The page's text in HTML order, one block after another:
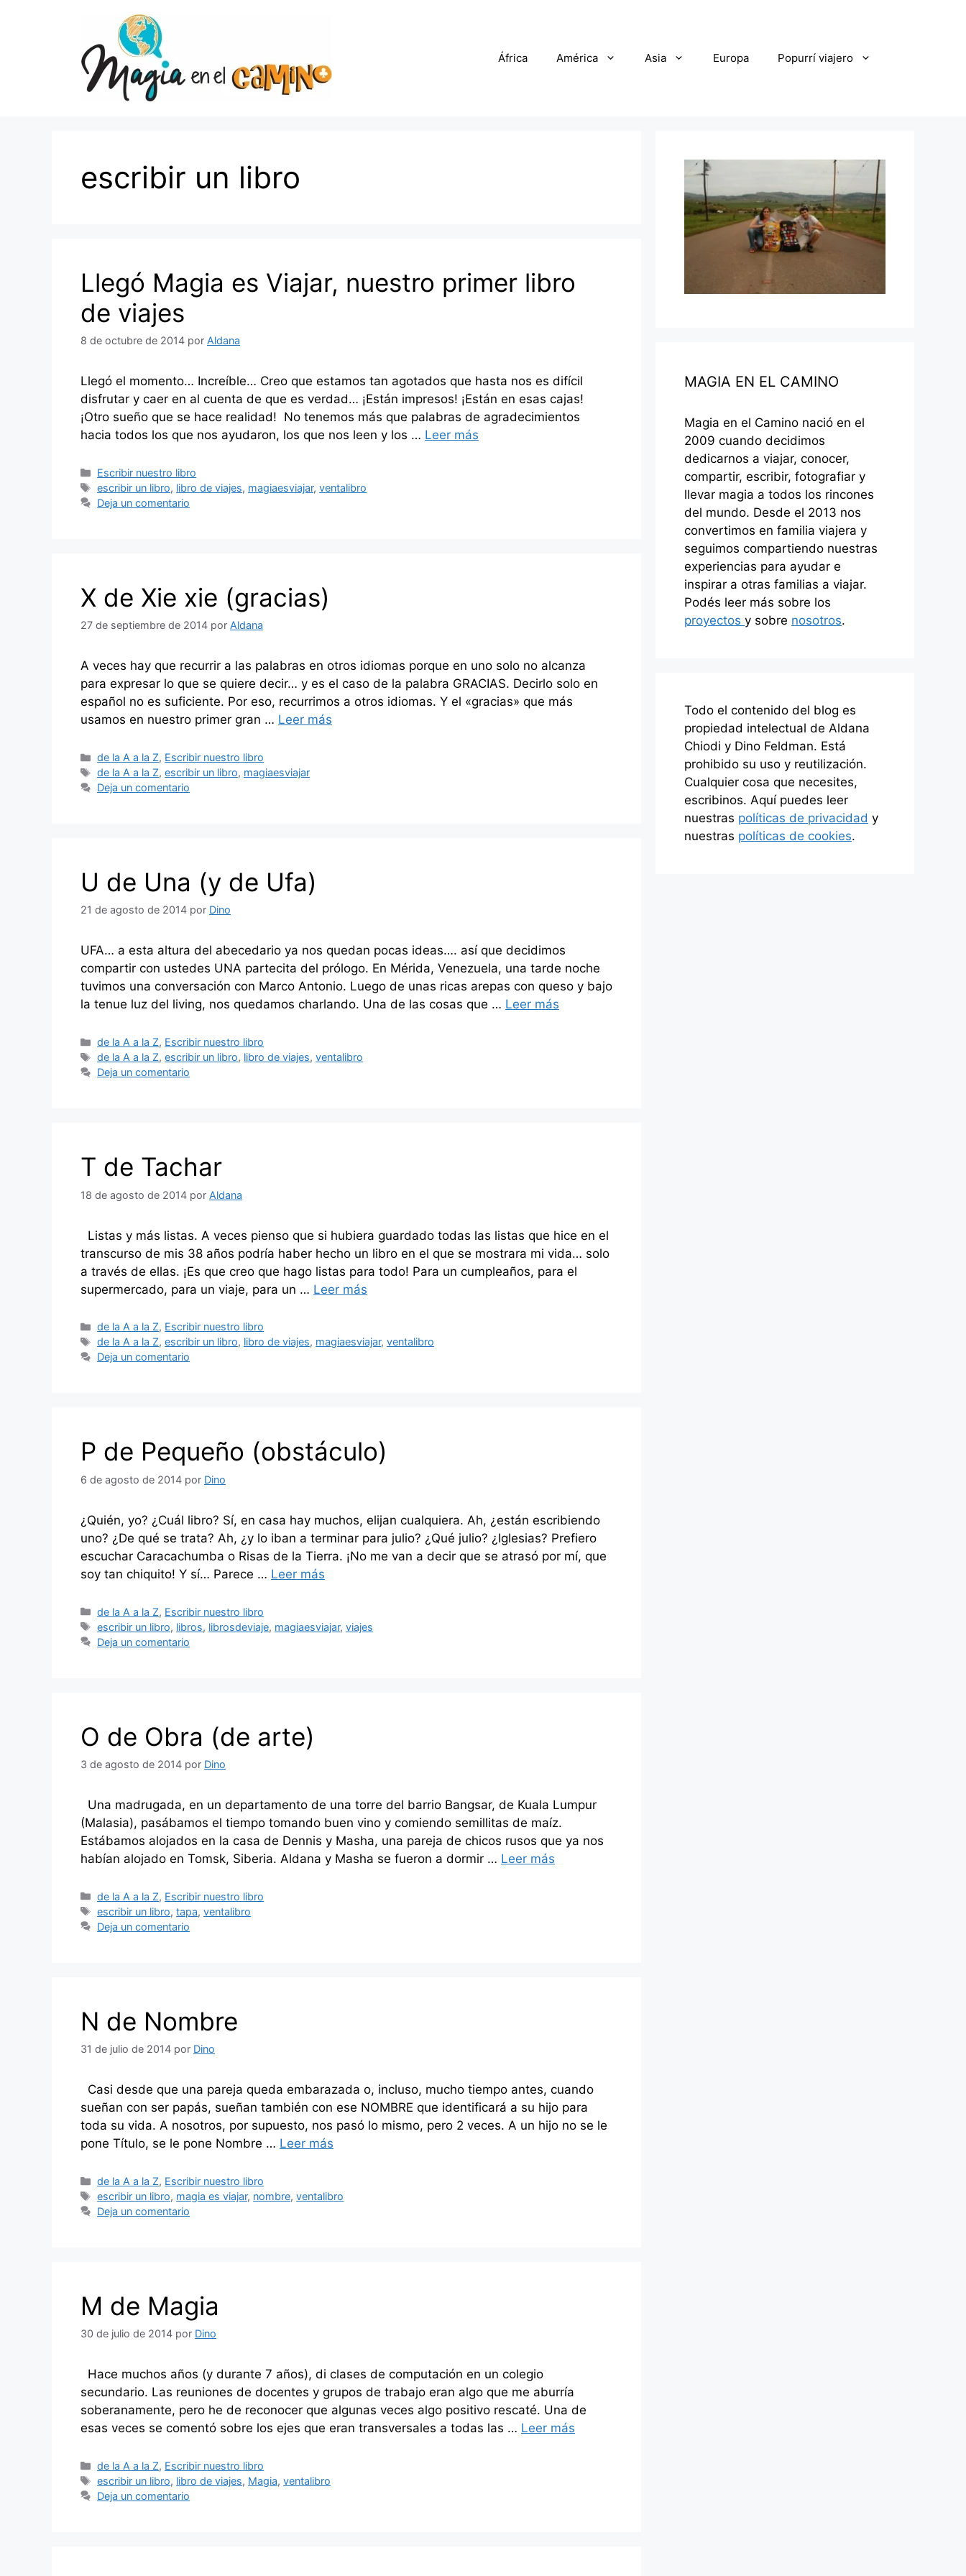
África América Asia Europa Popurrí viajero
escribir un libro
Llegó Magia es Viajar, nuestro primer libro
de viajes
8 de octubre de 2014 por Aldana
Llegó el momento… Increíble… Creo que estamos tan agotados que hasta nos es difícil
disfrutar y caer en al cuenta de que es verdad… ¡Están impresos! ¡Están en esas cajas!
¡Otro sueño que se hace realidad! No tenemos más que palabras de agradecimientos
hacia todos los que nos ayudaron, los que nos leen y los … Leer más
Categorías
Escribir nuestro libro
Etiquetas
escribir un libro, libro de viajes, magiaesviajar,ventalibro
Deja un comentario
X de Xie xie (gracias)
27 de septiembre de 2014 por Aldana
A veces hay que recurrir a las palabras en otros idiomas porque en uno solo no alcanza
para expresar lo que se quiere decir… y es el caso de la palabra GRACIAS. Decirlo solo en
español no es suficiente. Por eso, recurrimos a otros idiomas. Y el «gracias» que más
usamos en nuestro primer gran … Leer más
Categorías
de la A a la Z, Escribir nuestro libro
Etiquetas
de la A a la Z,escribir un libro, magiaesviajar
Deja un comentario
U de Una (y de Ufa)
21 de agosto de 2014 por Dino
UFA… a esta altura del abecedario ya nos quedan pocas ideas…. así que decidimos
compartir con ustedes UNA partecita del prólogo. En Mérida, Venezuela, una tarde noche
tuvimos una conversación con Marco Antonio. Luego de unas ricas arepas con queso y bajo
la tenue luz del living, nos quedamos charlando. Una de las cosas que … Leer más
Categorías
de la A a la Z, Escribir nuestro libro
Etiquetas
de la A a la Z,escribir un libro, libro de viajes,ventalibro
Deja un comentario
T de Tachar
18 de agosto de 2014 por Aldana
Listas y más listas. A veces pienso que si hubiera guardado todas las listas que hice en el
transcurso de mis 38 años podría haber hecho un libro en el que se mostrara mi vida… solo
a través de ellas. ¡Es que creo que hago listas para todo! Para un cumpleaños, para el
supermercado, para un viaje, para un … Leer más
Categorías
de la A a la Z, Escribir nuestro libro
Etiquetas
de la A a la Z,escribir un libro, libro de viajes, magiaesviajar,ventalibro
Deja un comentario
P de Pequeño (obstáculo)
6 de agosto de 2014 por Dino
¿Quién, yo? ¿Cuál libro? Sí, en casa hay muchos, elijan cualquiera. Ah, ¿están escribiendo
uno? ¿De qué se trata? Ah, ¿y lo iban a terminar para julio? ¿Qué julio? ¿Iglesias? Prefiero
escuchar Caracachumba o Risas de la Tierra. ¡No me van a decir que se atrasó por mí, que
soy tan chiquito! Y sí… Parece … Leer más
Categorías
de la A a la Z, Escribir nuestro libro
Etiquetas
escribir un libro, libros, librosdeviaje, magiaesviajar,viajes
Deja un comentario
O de Obra (de arte)
3 de agosto de 2014 por Dino
Una madrugada, en un departamento de una torre del barrio Bangsar, de Kuala Lumpur
(Malasia), pasábamos el tiempo tomando buen vino y comiendo semillitas de maíz.
Estábamos alojados en la casa de Dennis y Masha, una pareja de chicos rusos que ya nos
habían alojado en Tomsk, Siberia. Aldana y Masha se fueron a dormir … Leer más
Categorías
de la A a la Z, Escribir nuestro libro
Etiquetas
escribir un libro,tapa,ventalibro
Deja un comentario
N de Nombre
31 de julio de 2014 por Dino
Casi desde que una pareja queda embarazada o, incluso, mucho tiempo antes, cuando
sueñan con ser papás, sueñan también con ese NOMBRE que identificará a su hijo para
toda su vida. A nosotros, por supuesto, nos pasó lo mismo, pero 2 veces. A un hijo no se le
pone Título, se le pone Nombre … Leer más
Categorías
de la A a la Z, Escribir nuestro libro
Etiquetas
escribir un libro, magia es viajar, nombre,ventalibro
Deja un comentario
M de Magia
30 de julio de 2014 por Dino
Hace muchos años (y durante 7 años), di clases de computación en un colegio
secundario. Las reuniones de docentes y grupos de trabajo eran algo que me aburría
soberanamente, pero he de reconocer que algunas veces algo positivo rescaté. Una de
esas veces se comentó sobre los ejes que eran transversales a todas las … Leer más
Categorías
de la A a la Z, Escribir nuestro libro
Etiquetas
escribir un libro, libro de viajes, Magia,ventalibro
Deja un comentario
MAGIA EN EL CAMINO
Magia en el Camino nació en el
2009 cuando decidimos
dedicarnos a viajar, conocer,
compartir, escribir, fotografiar y
llevar magia a todos los rincones
del mundo. Desde el 2013 nos
convertimos en familia viajera y
seguimos compartiendo nuestras
experiencias para ayudar e
inspirar a otras familias a viajar.
Podés leer más sobre los
proyectos y sobre nosotros.
Todo el contenido del blog es
propiedad intelectual de Aldana
Chiodi y Dino Feldman. Está
prohibido su uso y reutilización.
Cualquier cosa que necesites,
escribinos. Aquí puedes leer
nuestras políticas de privacidad y
nuestras políticas de cookies.